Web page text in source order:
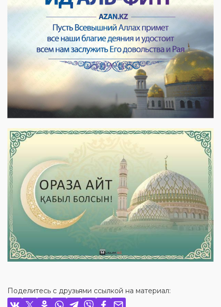
Поделитесь с друзьями ссылкой на материал: